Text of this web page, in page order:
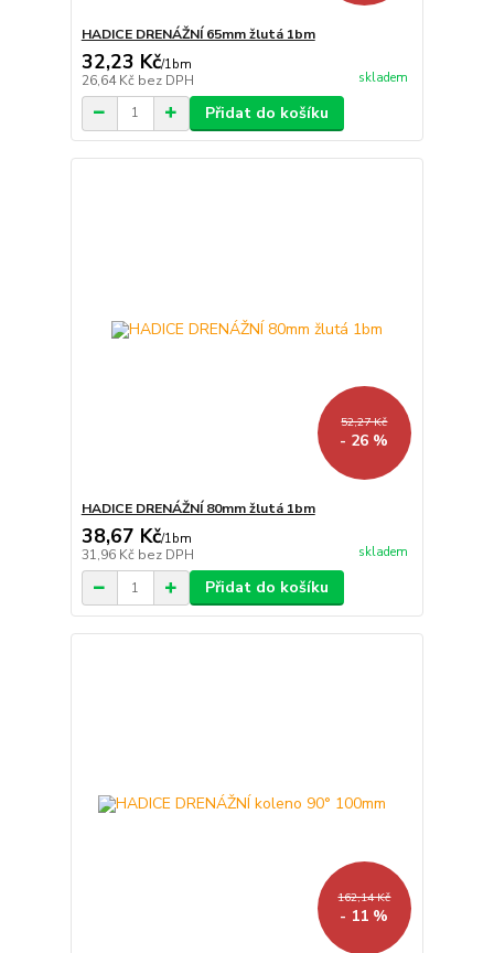
HADICE DRENÁŽNÍ 65mm žlutá 1bm
32,23 Kč/1bm
26,64 Kč bez DPH skladem
Přidat do košíku
52,27 Kč
- 26 %
HADICE DRENÁŽNÍ 80mm žlutá 1bm
38,67 Kč/1bm
31,96 Kč bez DPH skladem
Přidat do košíku
162,14 Kč
- 11 %